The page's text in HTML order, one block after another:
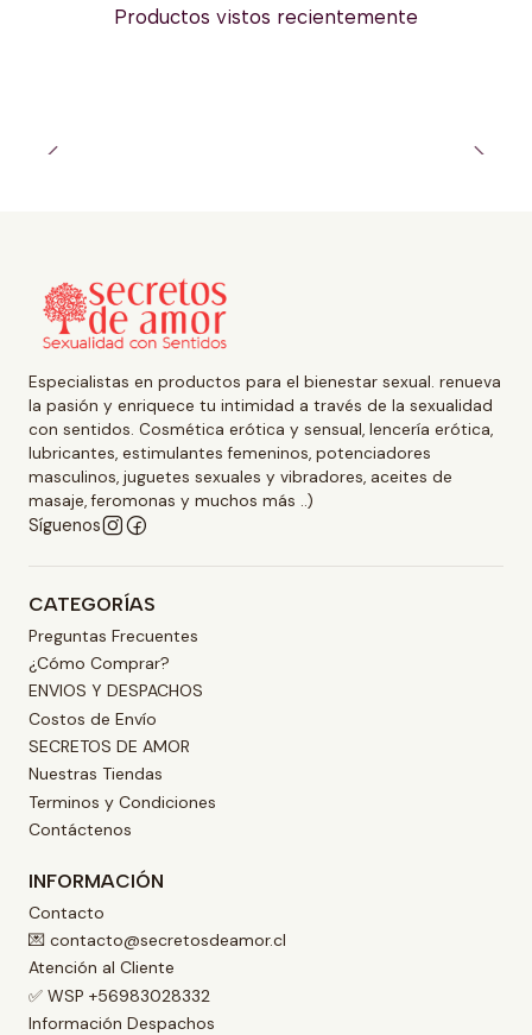
Productos vistos recientemente
Especialistas en productos para el bienestar sexual. renueva
la pasión y enriquece tu intimidad a través de la sexualidad
con sentidos. Cosmética erótica y sensual, lencería erótica,
lubricantes, estimulantes femeninos, potenciadores
masculinos, juguetes sexuales y vibradores, aceites de
masaje, feromonas y muchos más ..)
Síguenos
CATEGORÍAS
Preguntas Frecuentes
¿Cómo Comprar?
ENVIOS Y DESPACHOS
Costos de Envío
SECRETOS DE AMOR
Nuestras Tiendas
Terminos y Condiciones
Contáctenos
INFORMACIÓN
Contacto
💌 contacto@secretosdeamor.cl
Atención al Cliente
✅ WSP +56983028332
Información Despachos